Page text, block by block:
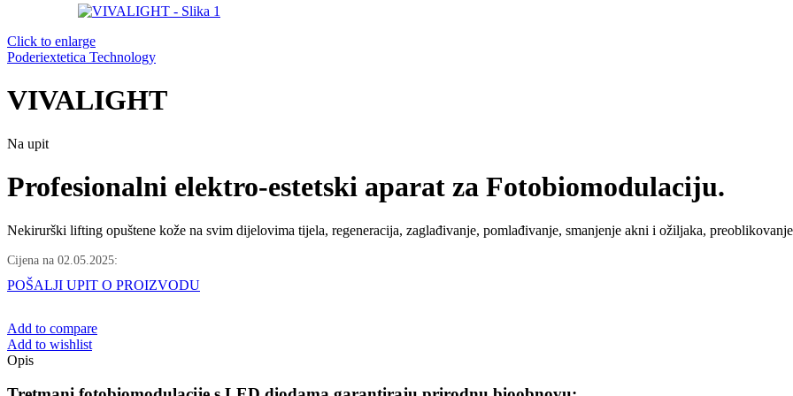
Click to enlarge
Poderiextetica Technology
VIVALIGHT
Na upit
Profesionalni elektro-estetski aparat za Fotobiomodulaciju.
Nekirurški lifting opuštene kože na svim dijelovima tijela, regeneracija, zaglađivanje, pomlađivanje, smanjenje akni i ožiljaka,
Cijena na 02.05.2025:
POŠALJI UPIT O PROIZVODU
Add to compare
Add to wishlist
Opis